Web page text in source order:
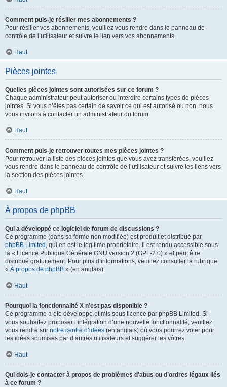
Comment puis-je résilier mes abonnements ?
Pour résilier vos abonnements, veuillez vous rendre dans le panneau de
contrôle de l’utilisateur et suivre le lien vers vos abonnements.
Haut
Pièces jointes
Quelles pièces jointes sont autorisées sur ce forum ?
Chaque administrateur peut autoriser ou interdire certains types de pièces
jointes. Si vous n’êtes pas certain de savoir ce qui est autorisé ou non, nous
vous invitons à contacter un administrateur du forum.
Haut
Comment puis-je retrouver toutes mes pièces jointes ?
Pour retrouver la liste des pièces jointes que vous avez transférées, veuillez
vous rendre dans le panneau de contrôle de l’utilisateur et suivre les liens vers
la section des pièces jointes.
Haut
À propos de phpBB
Qui a développé ce logiciel de forum de discussions ?
Ce programme (dans sa forme non modifiée) est produit et distribué par
phpBB Limited , qui en est le légitime propriétaire. Il est rendu accessible sous
la « Licence Publique Générale GNU version 2 (GPL-2.0) » et peut être
distribué gratuitement. Pour plus d’informations, veuillez consulter la rubrique
« À propos de phpBB » (en anglais).
Haut
Pourquoi la fonctionnalité X n’est pas disponible ?
Ce programme a été développé et mis sous licence par phpBB Limited. Si
vous souhaitez proposer l’intégration d’une nouvelle fonctionnalité, veuillez
vous rendre sur notre centre d’idées (en anglais) où vous pourrez voter pour
les idées soumises par d’autres utilisateurs et suggérer les vôtres.
Haut
Qui dois-je contacter à propos de problèmes d’abus ou d’ordres légaux liés
à ce forum ?